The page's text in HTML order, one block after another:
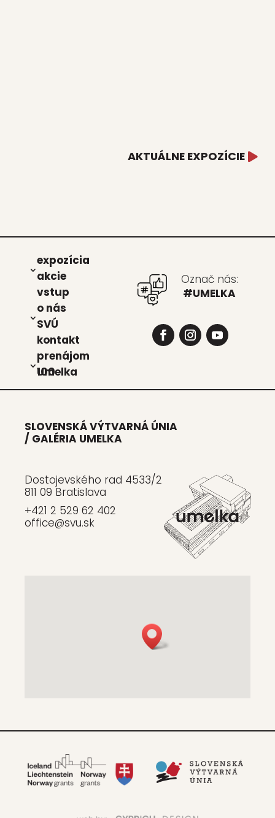
AKTUÁLNE EXPOZÍCIE
expo­zí­cia
akcie
vstup
o nás
SVÚ
kon­takt
pre­ná­jom
Umel­ka 100
Označ nás:
#UMELKA
SLOVENSKÁ VÝTVARNÁ ÚNIA
/ GALÉRIA UMELKA
Dostojevského rad 4533/2
811 09 Bratislava
+421 2 529 62 402
office@svu.sk